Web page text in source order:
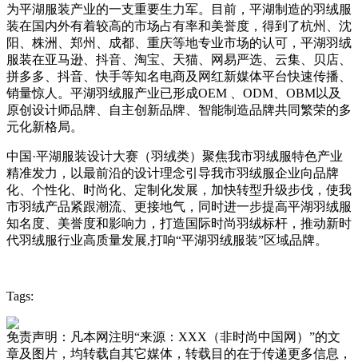
为平湖服装产业的一支重要生力军。目前，平湖制造的羽绒服
装在国内外有着较高的市场占有率和美誉度，得到了杭州、沈
阳、株洲、郑州、成都、重庆等地专业市场的认可，平湖羽绒
服装在亚马逊、抖音、淘宝、天猫、网易严选、云集、贝店、
拼多多、抖音、快手等知名电商及网红新媒体平台快速传播、
销量惊人。平湖羽绒服产业已形成OEM 、ODM、OBM以及
原创设计师品牌、自主创新品牌、智能制造品牌共同繁荣的多
元化新格局。
中国·平湖服装设计大赛（羽绒类）聚焦我市羽绒服特色产业
精准发力，以最前沿的设计理念引导我市羽绒服企业向品牌
化、个性化、时尚化、定制化发展，加快转型升级步伐，使我
市羽绒产品紧跟潮流、更接地气，同时进一步提高平湖羽绒服
知名度、美誉度和影响力，打造国际时尚羽绒标杆，推动新时
代羽绒服行业高质量发展,打响“平湖羽绒服装”区域品牌。
Tags:
免责声明：凡本网注明“来源：XXX（非时尚中国网）”的文
章及图片，均转载自其它媒体，转载目的在于传递更多信息，